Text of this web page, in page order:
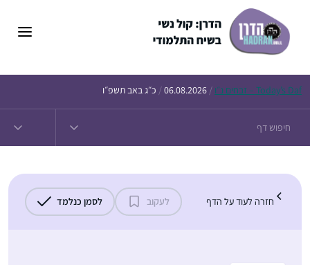
Today’s Daf – זבחים נ״ו /
06.08.2026
/ כ״ג באב תשפ״ו
חזרה לעוד על הדף לעקוב לסמן כנלמד